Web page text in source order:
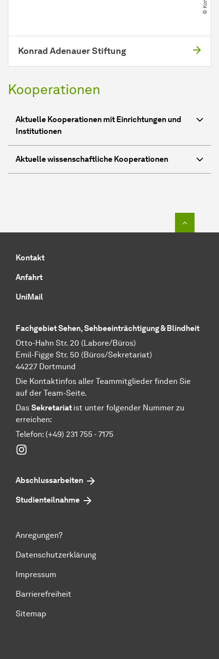
Konrad Adenauer Stiftung
Kooperationen
Aktuelle Kooperationen mit Einrichtungen und
Institutionen
Aktuelle wissenschaftliche Kooperationen
Kontakt
Anfahrt
UniMail
Fachgebiet Sehen, Sehbeeinträchtigung & Blindheit
Otto-Hahn Str. 20 (Labore/Büros)
Emil-Figge Str. 50 (Büros/Sekretariat)
44227 Dortmund
Die Kontaktinfos aller Teammitglieder finden Sie
auf der Team-Seite.
Das Sekretariat ist unter folgender Nummer zu
erreichen:
Telefon: (+49) 231 755 - 7175
Abschlussarbeiten
Studienteilnahme
Anregungen?
Datenschutzerklärung
Impressum
Barrierefreiheit
Sitemap